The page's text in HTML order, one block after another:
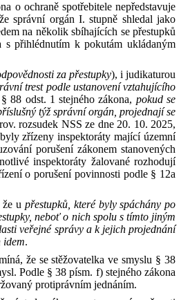
o ochraně spotřebitele nepředstavuje
správní orgán I. stupně shledal jako
na několik sbíhajících se přestupků
s přihlédnutím k pokutám ukládaným
za přestupky), i judikaturou
trest podle ustanovení vztahujícího
§ 88 odst. 1 stejného zákona, pokud se
týž správní orgán, projednají se
rozsudek NSS ze dne 20. 10. 2025,
zřízeny inspektoráty mající územní
porušení zákonem stanovených
inspektoráty žalované rozhodují
o porušení povinnosti podle § 12a
že u přestupků, které byly spáchány po
neboťo nich spolu s tímto jiným
veřejné správy a k jejich projednání
idem.
že se stěžovatelka ve smyslu § 38
Podle § 38písm. f) stejného zákona
protiprávním jednáním.